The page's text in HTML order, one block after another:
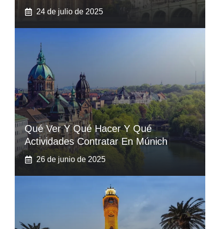
24 de julio de 2025
Qué Ver Y Qué Hacer Y Qué
Actividades Contratar En Múnich
26 de junio de 2025